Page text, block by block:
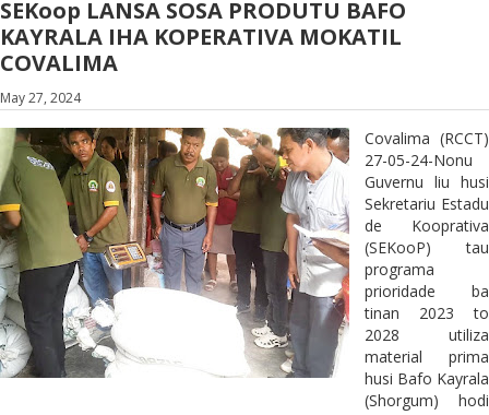
SEKoop LANSA SOSA PRODUTU BAFO
KAYRALA IHA KOPERATIVA MOKATIL
COVALIMA
May 27, 2024
Covalima (RCCT)
27-05-24-Nonu
Guvernu liu husi
Sekretariu Estadu
de Kooprativa
(SEKooP) tau
programa
prioridade ba
tinan 2023 to
2028 utiliza
material prima
husi Bafo Kayrala
(Shorgum) hodi